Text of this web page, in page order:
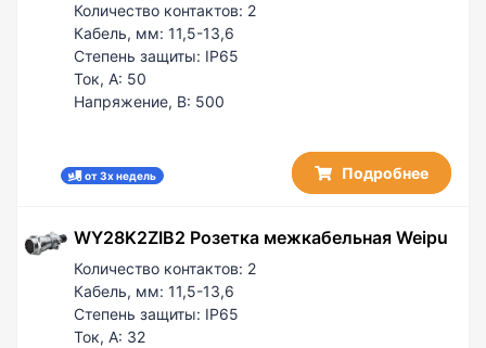
Количество контактов: 2
Кабель, мм: 11,5-13,6
Степень защиты: IP65
Ток, А: 50
Напряжение, В: 500
от 3х недель Подробнее
WY28K2ZIB2 Розетка межкабельная Weipu
Количество контактов: 2
Кабель, мм: 11,5-13,6
Степень защиты: IP65
Ток, А: 32